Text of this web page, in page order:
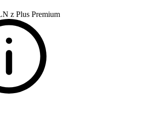
z Plus Premium